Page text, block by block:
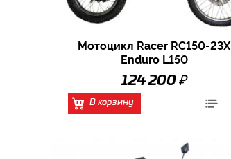
Мотоцикл Racer RC150-23X
Enduro L150
124 200 ₽
В корзину